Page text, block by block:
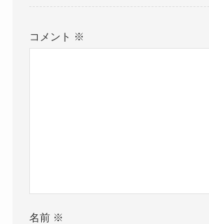
コメント ※
名前 ※